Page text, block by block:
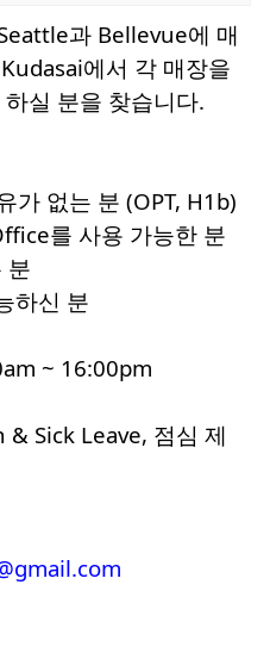
과 Bellevue에 매
에서 각 매장을
실 분을 찾습니다.
가 없는 분 (OPT, H1b)
를 사용 가능한 분
분
하신 분
~ 16:00pm
Sick Leave, 점심 제